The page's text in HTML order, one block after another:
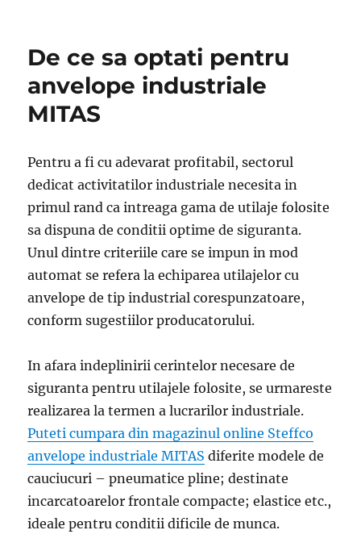
Saver
alte
a
De ce sa optati pentru
anvelope industriale
MITAS
Pentru a fi cu adevarat profitabil, sectorul
dedicat activitatilor industriale necesita in
primul rand ca intreaga gama de utilaje folosite
sa dispuna de conditii optime de siguranta.
Unul dintre criteriile care se impun in mod
automat se refera la echiparea utilajelor cu
anvelope de tip industrial corespunzatoare,
conform sugestiilor producatorului.
In afara indeplinirii cerintelor necesare de
siguranta pentru utilajele folosite, se urmareste
realizarea la termen a lucrarilor industriale.
Puteti cumpara din magazinul online Steffco
anvelope industriale MITAS diferite modele de
cauciucuri – pneumatice pline; destinate
incarcatoarelor frontale compacte; elastice etc.,
ideale pentru conditii dificile de munca.